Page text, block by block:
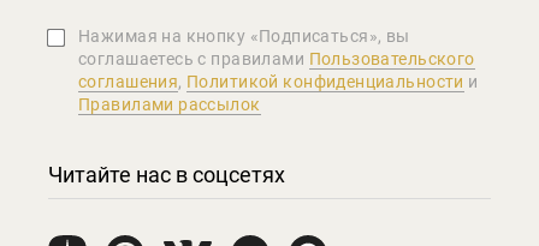
Нажимая на кнопку «Подписаться», вы
соглашаетеcь с правилами Пользовательского
соглашения, Политикой конфиденциальности и
Правилами рассылок
Читайте нас в соцсетях